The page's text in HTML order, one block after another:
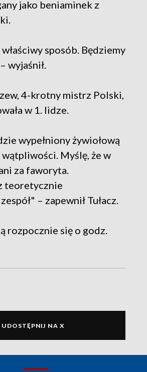
jako beniaminek z
sposób. Będziemy
wyjaśnił.
4-krotny mistrz Polski,
w 1. lidze.
wypełniony żywiołową
Myślę, że w
za faworyta.
teoretycznie
– zapewnił Tułacz.
rozpocznie się o godz.
UDOSTĘPNIJ NA X